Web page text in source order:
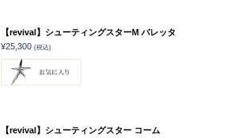
【revival】シューティングスターM バレッタ
¥25,300 (税込)
【revival】シューティングスター コーム